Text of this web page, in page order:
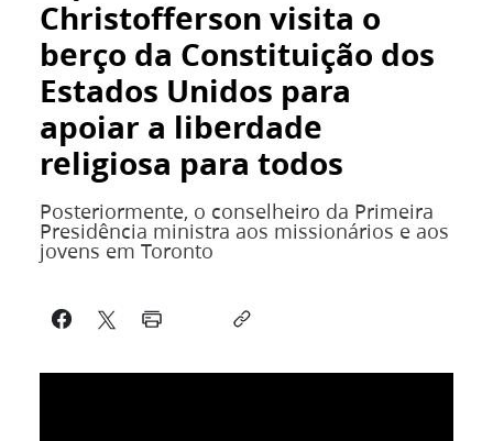
Christofferson visita o
berço da Constituição dos
Estados Unidos para
apoiar a liberdade
religiosa para todos
Posteriormente, o conselheiro da Primeira
Presidência ministra aos missionários e aos
jovens em Toronto